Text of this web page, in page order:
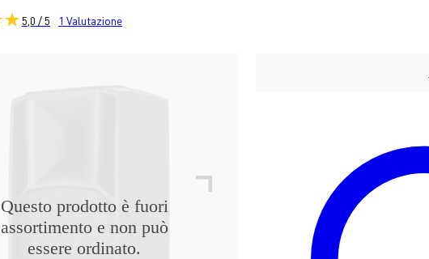
5,0 / 5 1 Valutazione
Questo prodotto è fuori
assortimento e non può
essere ordinato.